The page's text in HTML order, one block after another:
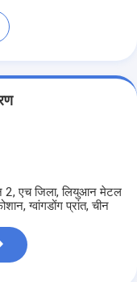
2, एच जिला, लियुआन मेटल
ग्वांगडोंग प्रांत, चीन